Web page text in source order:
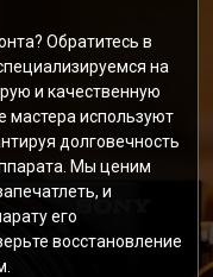
Обратитесь в
на
и качественную
мастера используют
долговечность
Мы ценим
и
его
восстановление